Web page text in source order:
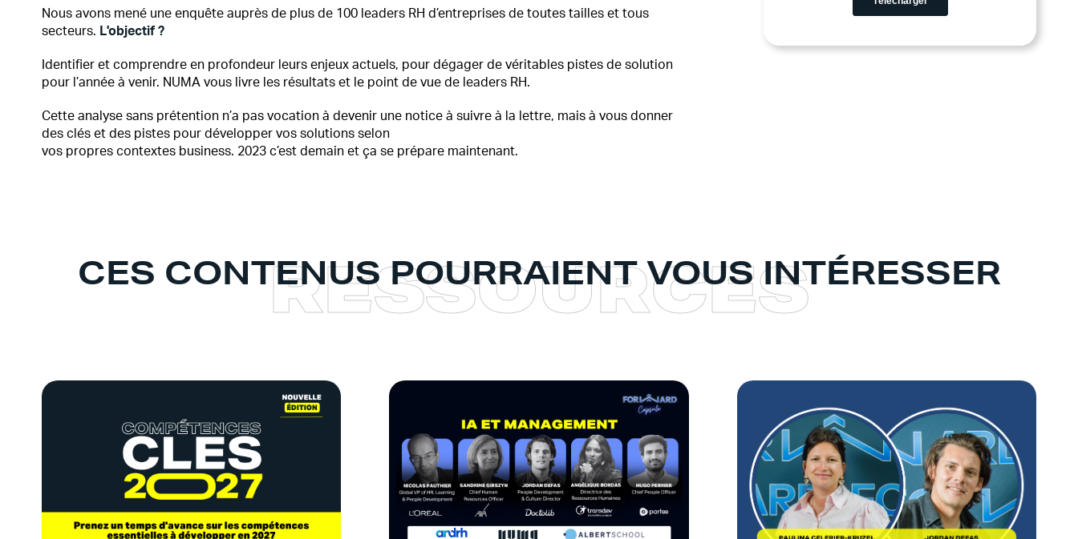
Nous avons mené une enquête auprès de plus de 100 leaders RH d’entreprises de toutes tailles et tous
secteurs. L'objectif ?
Identifier et comprendre en profondeur leurs enjeux actuels, pour dégager de véritables pistes de solution
pour l’année à venir. NUMA vous livre les résultats et le point de vue de leaders RH.
Cette analyse sans prétention n’a pas vocation à devenir une notice à suivre à la lettre, mais à vous donner
des clés et des pistes pour développer vos solutions selon
vos propres contextes business. 2023 c’est demain et ça se prépare maintenant.
CES CONTENUS POURRAIENT VOUS INTÉRESSER
RESSOURCES